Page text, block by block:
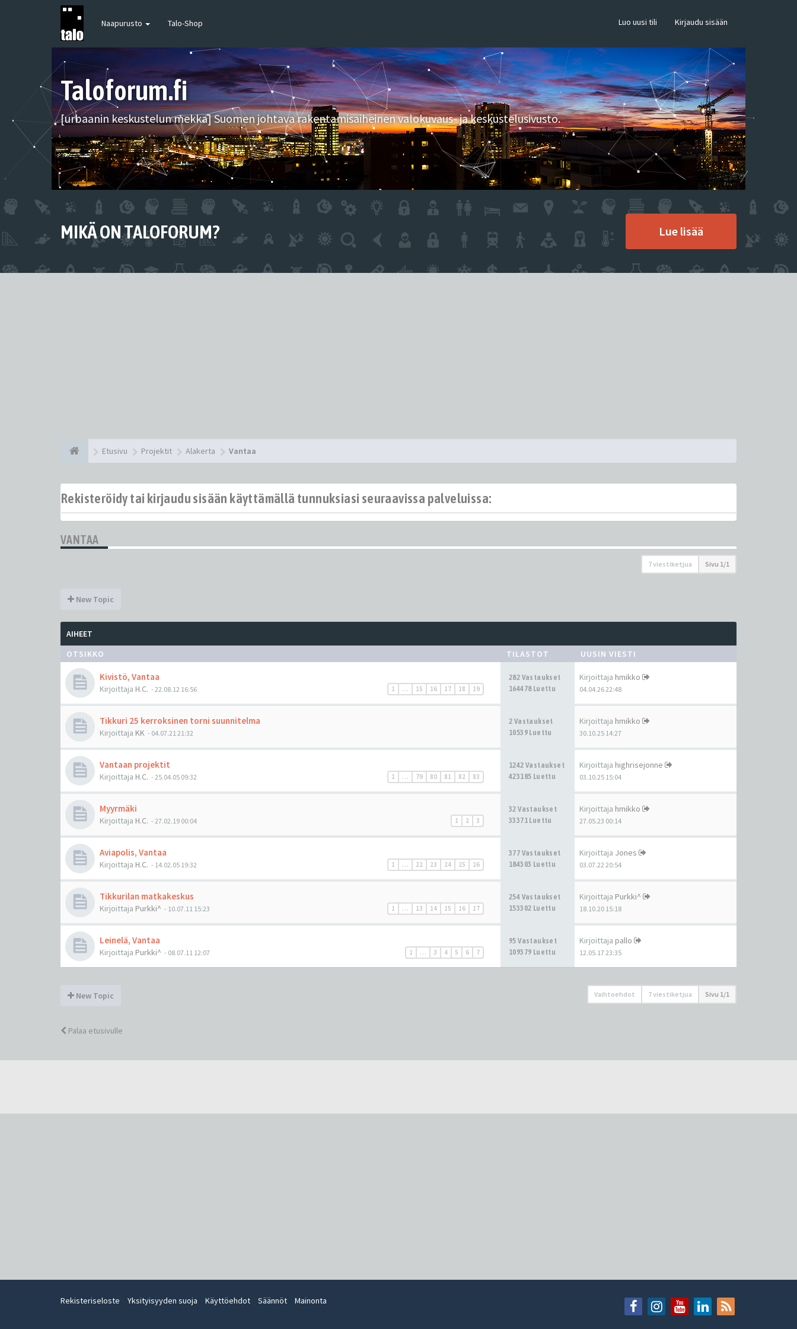
Naapurusto Talo-Shop Luo uusi tili Kirjaudu sisään
Taloforum.fi
[urbaanin keskustelun mekka] Suomen johtava rakentamisaiheinen valokuvaus- ja keskustelusivusto.
MIKÄ ON TALOFORUM? Lue lisää
Etusivu Projektit Alakerta Vantaa
Rekisteröidy tai kirjaudu sisään käyttämällä tunnuksiasi seuraavissa palveluissa:
VANTAA
7 viestiketjua Sivu 1 /1
New Topic
AIHEET
OTSIKKO
TILASTOT UUSIN VIESTI
Kivistö, Vantaa
1 … 15 16 17 18 19
Kirjoittaja H.C. - 22.08.12 16:56
282 Vastaukset
164478 Luettu
Kirjoittaja hmikko
04.04.26 22:48
Tikkuri 25 kerroksinen torni suunnitelma
Kirjoittaja KK - 04.07.21 21:32
2 Vastaukset
10539 Luettu
Kirjoittaja hmikko
30.10.25 14:27
Vantaan projektit
1 … 79 80 81 82 83
Kirjoittaja H.C. - 25.04.05 09:32
1242 Vastaukset
423185 Luettu
Kirjoittaja highrisejonne
03.10.25 15:04
Myyrmäki
1 2 3
Kirjoittaja H.C. - 27.02.19 00:04
32 Vastaukset
33371 Luettu
Kirjoittaja hmikko
27.05.23 00:14
Aviapolis, Vantaa
1 … 22 23 24 25 26
Kirjoittaja H.C. - 14.02.05 19:32
377 Vastaukset
184303 Luettu
Kirjoittaja Jones
03.07.22 20:54
Tikkurilan matkakeskus
1 … 13 14 15 16 17
Kirjoittaja Purkki^ - 10.07.11 15:23
254 Vastaukset
153302 Luettu
Kirjoittaja Purkki^
18.10.20 15:18
Leinelä, Vantaa
1 … 3 4 5 6 7
Kirjoittaja Purkki^ - 08.07.11 12:07
95 Vastaukset
109379 Luettu
Kirjoittaja pallo
12.05.17 23:35
New Topic Vaihtoehdot 7 viestiketjua Sivu 1 /1
Palaa etusivulle
Rekisteriseloste Yksityisyyden suoja Käyttöehdot Säännöt Mainonta